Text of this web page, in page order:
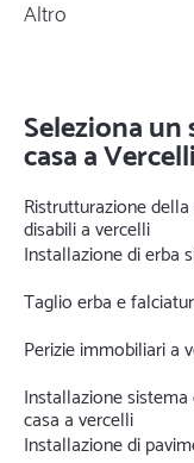
Altro
Seleziona
casa a Vercelli
Ristrutturazione
disabili a vercelli
Installazione di erba
Taglio erba e
Perizie immobiliari a
Installazione
casa a vercelli
Installazione di